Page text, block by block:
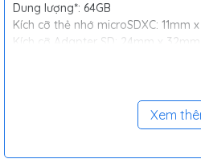
Dung lượng*: 64GB
Kích cỡ thẻ nhớ microSDXC: 11mm
Kích cỡ Adapter SD: 24mm x 32mm
Nhiệt độ bảo quản: -40°C to 85°C
Thẻ nhớ
Xem